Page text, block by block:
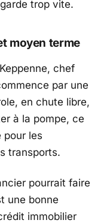
trop vite.
moyen terme
chef
par une
en chute libre,
à la pompe, ce
pour les
transports.
pourrait faire
une bonne
immobilier